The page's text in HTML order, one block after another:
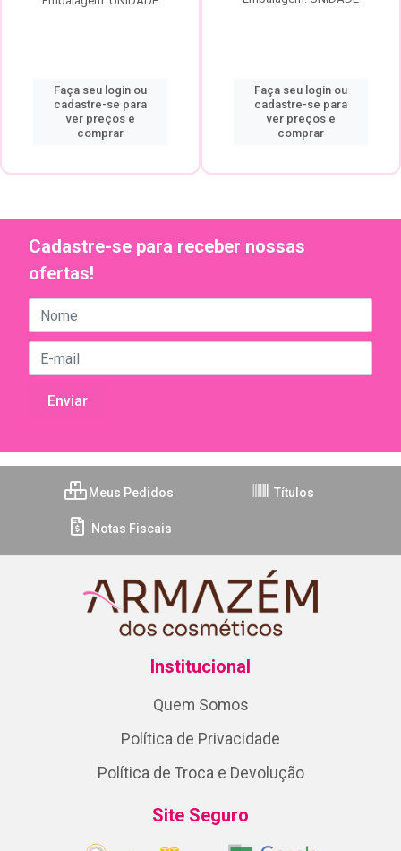
Faça seu login ou
cadastre-se para
ver preços e
comprar
Faça seu login ou
cadastre-se para
ver preços e
comprar
Cadastre-se para receber nossas
ofertas!
Meus Pedidos Títulos
Notas Fiscais
Institucional
Quem Somos
Política de Privacidade
Política de Troca e Devolução
Site Seguro